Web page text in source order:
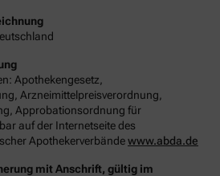
Apothekengesetz,
Arzneimittelpreisverordnung,
Approbationsordnung für
auf der Internetseite des
Apothekerverbändewww.abda.de
mit Anschrift, gültig im